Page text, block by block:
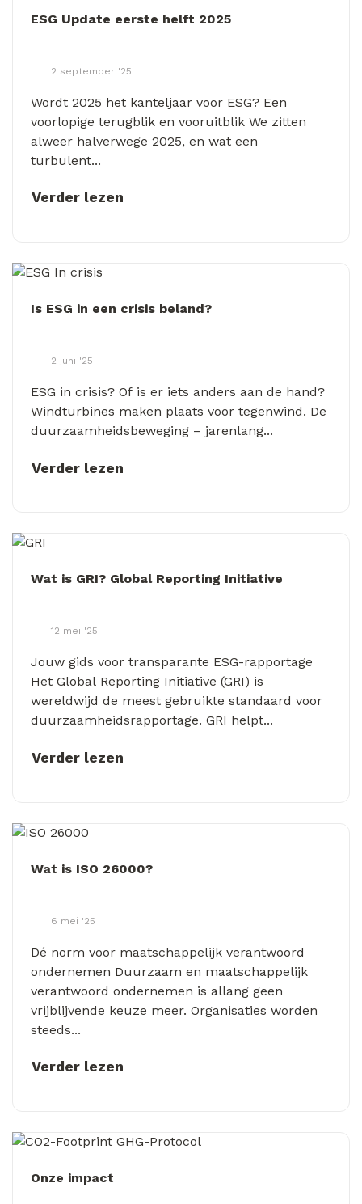
ESG Update eerste helft 2025
2 september '25
Wordt 2025 het kanteljaar voor ESG? Een
voorlopige terugblik en vooruitblik We zitten
alweer halverwege 2025, en wat een
turbulent...
Verder lezen
Is ESG in een crisis beland?
2 juni '25
ESG in crisis? Of is er iets anders aan de hand?
Windturbines maken plaats voor tegenwind. De
duurzaamheidsbeweging – jarenlang...
Verder lezen
Wat is GRI? Global Reporting Initiative
12 mei '25
Jouw gids voor transparante ESG-rapportage
Het Global Reporting Initiative (GRI) is
wereldwijd de meest gebruikte standaard voor
duurzaamheidsrapportage. GRI helpt...
Verder lezen
Wat is ISO 26000?
6 mei '25
Dé norm voor maatschappelijk verantwoord
ondernemen Duurzaam en maatschappelijk
verantwoord ondernemen is allang geen
vrijblijvende keuze meer. Organisaties worden
steeds...
Verder lezen
Onze impact